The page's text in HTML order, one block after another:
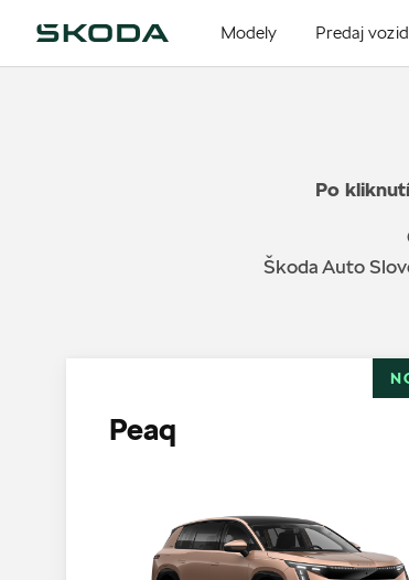
Modely Predaj
Po
Škoda Auto
Peaq